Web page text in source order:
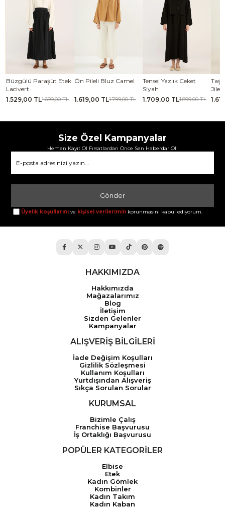
Etek
TL
Ön Pileli Bluz Camel
1.619,00 TL1.799,00 TL
Tensel Yazlık Ceket
1.709,00 TL 1.899,00 TL
Taşlanmış İnce
1.619,00 TL1.799,00
Size Özel Kampanyalar
Hemen Kayıt Ol Fırsatlardan Önce Sen Haberdar Ol!
Gönder
Üyelik koşullarını ve kişisel verilerimin korunmasını kabul ediyorum.
HAKKIMIZDA
Hakkımızda
Mağazalarımız
Blog
İletişim
Sizden Gelenler
Kampanyalar
ALIŞVERİŞ BİLGİLERİ
İade Değişim Koşulları
Gizlilik Sözleşmesi
Kullanım Koşulları
Yurtdışından Alışveriş
Sıkça Sorulan Sorular
KURUMSAL
Bizimle Çalış
Franchise Başvurusu
İş Ortaklığı Başvurusu
POPÜLER KATEGORİLER
Elbise
Etek
Kadın Gömlek
Kombinler
Kadın Takım
Kadın Kaban